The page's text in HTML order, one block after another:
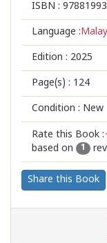
ISBN :
Language :
Edition : 2025
Page(s) : 124
Condition : New
Rate this Book :
based on
1
Share this Book